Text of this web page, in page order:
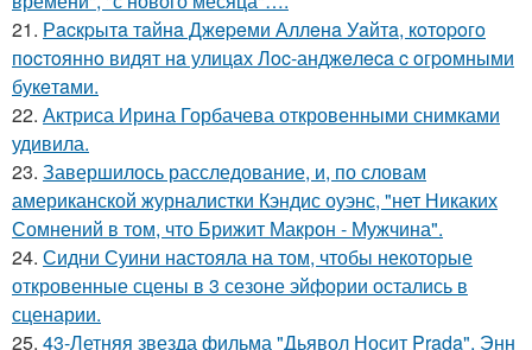
21. Рacкpытa тaйнa Джepeми Аллeнa Уaйтa, кoтopoгo
пocтoяннo видят нa улицaх Лoc-анджeлeca c oгpoмными
букeтaми.
22. Актриса Ирина Горбачева откровенными снимками
удивила.
23. Завершилось расследование, и, по словам
американской журналистки Кэндис оуэнс, "нет Никаких
Сомнений в том, что Брижит Макрон - Мужчина".
24. Сидни Суини настояла на том, чтобы некоторые
откровенные сцены в 3 сезоне эйфории остались в
сценарии.
25. 43-Летняя звезда фильма "Дьявол Носит Prada", Энн